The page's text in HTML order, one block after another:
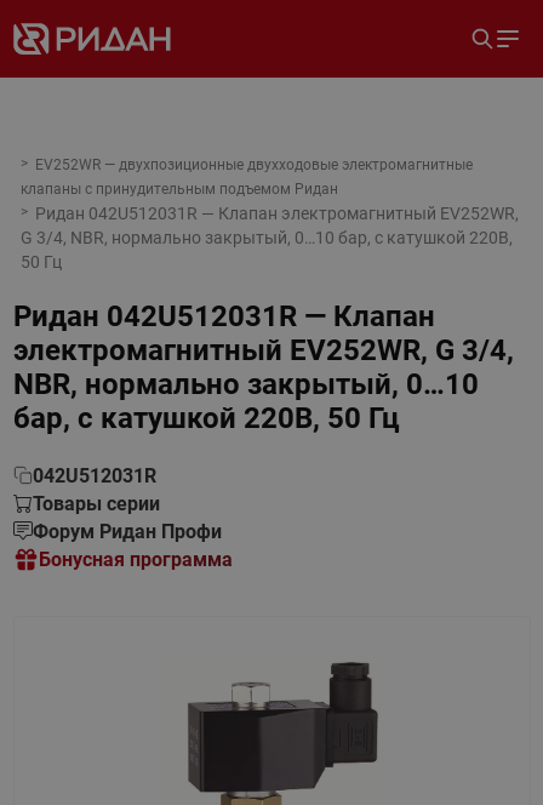
EV252WR — двухпозиционные двухходовые электромагнитные
клапаны с принудительным подъемом Ридан
Ридан 042U512031R — Клапан электромагнитный EV252WR,
G 3/4, NBR, нормально закрытый, 0…10 бар, с катушкой 220В,
50 Гц
Ридан 042U512031R — Клапан
электромагнитный EV252WR, G 3/4,
NBR, нормально закрытый, 0…10
бар, с катушкой 220В, 50 Гц
042U512031R
Товары серии
Форум Ридан Профи
Бонусная программа